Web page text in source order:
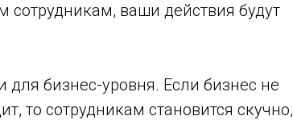
сотрудникам, ваши действия будут
для бизнес-уровня. Если бизнес не
то сотрудникам становится скучно,